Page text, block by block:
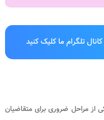
تلگرام ما کلیک کنید
از مراحل ضروری برای متقاضیان